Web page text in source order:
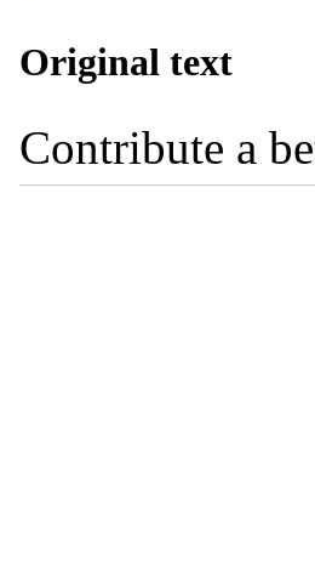
Original text
Contribute a